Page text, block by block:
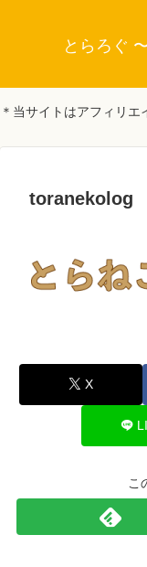
とらろぐ
＊当サイトはアフィリエ
toranekolog
X
こ